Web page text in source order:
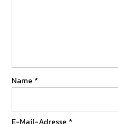
Name *
E-Mail-Adresse *